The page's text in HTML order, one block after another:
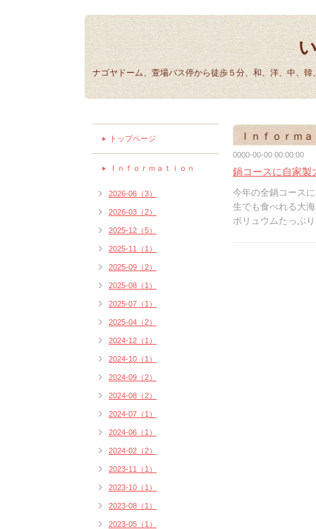
ナゴヤドーム、萱場バス停から徒歩５分、和、洋、中、
Ｉｎｆｏｒｍ
0000-00-00 00:00:00
鍋コースに自家製
今年の全鍋コース
生でも食べれる大
ボリュウムたっぷ
トップページ
Ｉｎｆｏｒｍａｔｉｏｎ
2026-06（3）
2026-03（2）
2025-12（5）
2025-11（1）
2025-09（2）
2025-08（1）
2025-07（1）
2025-04（2）
2024-12（1）
2024-10（1）
2024-09（2）
2024-08（2）
2024-07（1）
2024-06（1）
2024-02（2）
2023-11（1）
2023-10（1）
2023-08（1）
2023-05（1）